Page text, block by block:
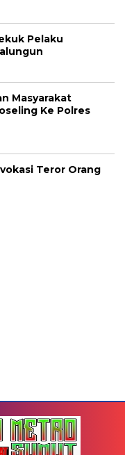
Pelaku
Masyarakat
Ke Polres
Teror Orang